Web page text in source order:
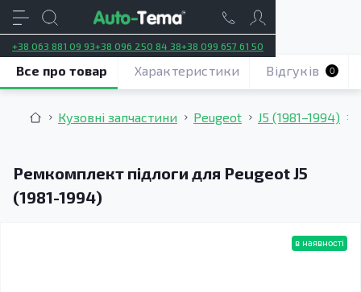
+38 063 881 09 93+38 096 250 84 38+38 099 657 61 50
Кузовні запчастини Peugeot J5 (1981–1994)
Ремкомплект підлоги для Peugeot J5
(1981-1994)
Все про товар Характеристики Відгуків 0
в наявності